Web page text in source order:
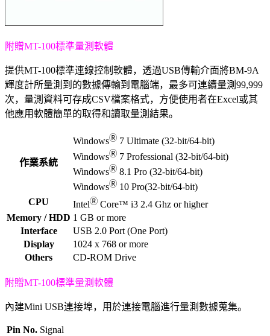
附贈MT-100標準量測軟體
提供MT-100標準連線控制軟體，透過USB傳輸介面將BM-9A
輝度計所量測到的數據傳輸到電腦端，最多可連續量測99,999
次，量測資料可存成CSV檔案格式，方便使用者在Excel或其
他應用軟體簡單的取得和讀取量測結果。
作業系統
WindowsⓇ 7 Ultimate (32-bit/64-bit)
WindowsⓇ 7 Professional (32-bit/64-bit)
WindowsⓇ 8.1 Pro (32-bit/64-bit)
WindowsⓇ 10 Pro(32-bit/64-bit)
CPU
IntelⓇ Core™ i3 2.4 Ghz or higher
Memory / HDD 1 GB or more
Interface
USB 2.0 Port (One Port)
Display
1024 x 768 or more
Others
CD-ROM Drive
附贈MT-100標準量測軟體
內建Mini USB連接埠，用於連接電腦進行量測數據蒐集。
Pin No. Signal